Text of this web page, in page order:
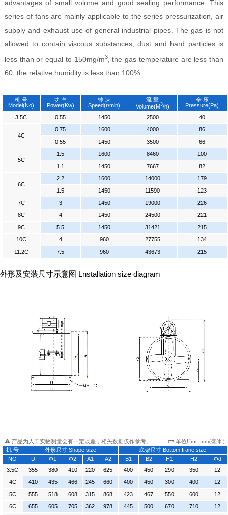
advantages of small volume and good sealing performance. This
series of fans are mainly applicable to the series pressurization, air
supply and exhaust use of general industrial pipes. The gas is not
allowed to contain viscous substances, dust and hard particles is
less than or equal to 150mg/m3, the gas temperature are less than
60, the relative humidity is less than 100%.
机 号
Model(No)
功 率
Power(Kw)
转 速
Speed(r/min)
流 量
Volume(M3/h)
全 压
Pressure(Pa)
3.5C
0.55 1450 2500 40
4C
0.75 1600 4000
86
0.55
1450 3500 66
5C
1.5 1600 8460
100
1.1
1450 7667 82
6C
2.2 1600 14000
179
1.5
1450 11590
123
7C
3 1450 19000
226
8C
4 1450 24500
221
9C
5.5 1450 31421
215
10C
4 960 27755
134
11.2C
7.5 960 43673 215
外形及安装尺寸示意图 Lnstallation size diagram
产品为人工实物测量会有一定误差，相关数据仅作参考。 单位Unit: mm(毫米）
机 号 外形尺寸 Shape size
底架尺寸 Bottom frane size
NO
D Φ1 Φ2 A1 A2 B1 B2 H1 H2
Φd
3.5C
355 380 410 220 625 400 450 290 350
12
4C
410 435 466 245 660 400 450 300 400
12
5C
555 518 608 315 868 423 467 550 600
12
6C
655 605 705 362 978 445 500 670 710
12